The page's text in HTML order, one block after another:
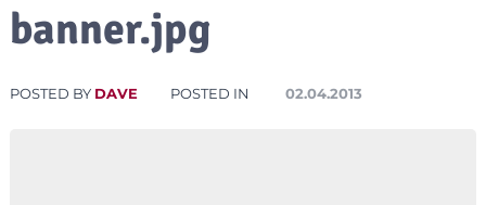
banner.jpg
POSTED BY DAVE POSTED IN 02.04.2013